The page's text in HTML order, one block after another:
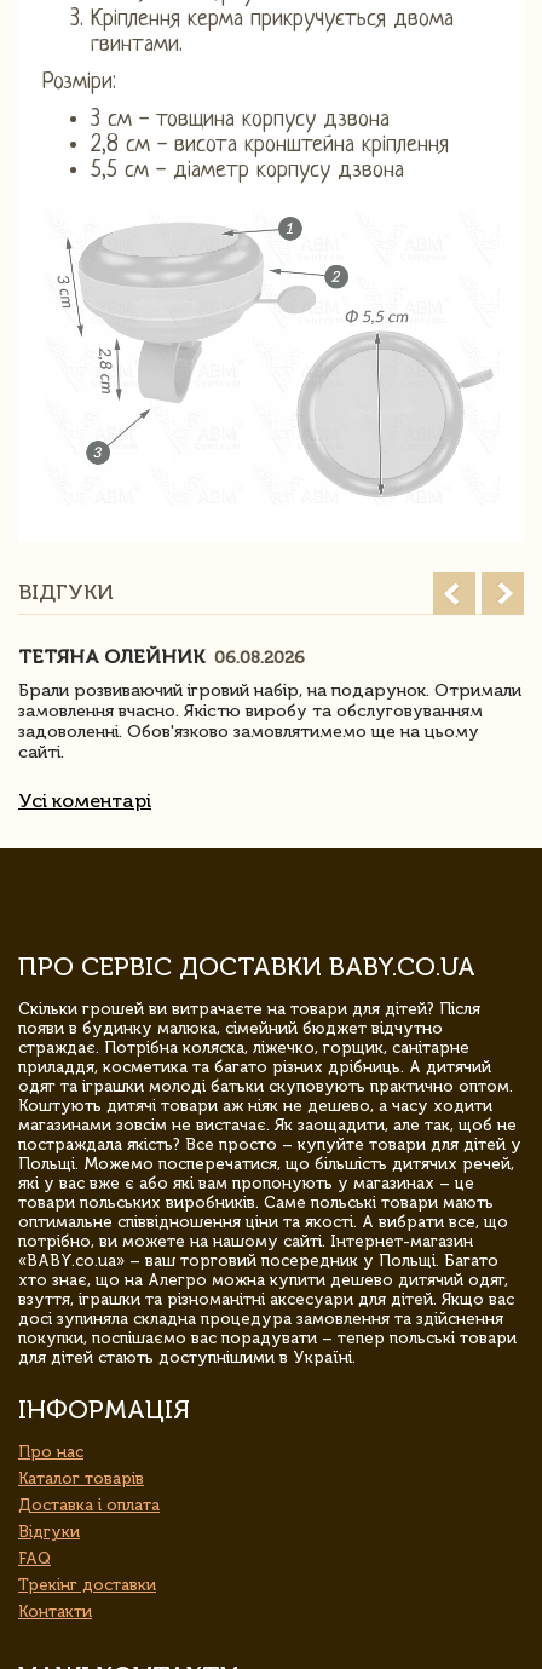
Кріплення керма прикручується двома
гвинтами.
Розміри:
3 см - товщина корпусу дзвона
2,8 см - висота кронштейна кріплення
5,5 см - діаметр корпусу дзвона
ВІДГУКИ
ТЕТЯНА ОЛЕЙНИК 06.08.2026
Брали розвиваючий ігровий набір, на подарунок. Отримали
замовлення вчасно. Якістю виробу та обслуговуванням
задоволенні. Обов'язково замовлятимемо ще на цьому
сайті.
Усі коментарі
ПРО СЕРВІС ДОСТАВКИ BABY.CO.UA
Скільки грошей ви витрачаєте на товари для дітей? Після
появи в будинку малюка, сімейний бюджет відчутно
страждає. Потрібна коляска, ліжечко, горщик, санітарне
приладдя, косметика та багато різних дрібниць. А дитячий
одяг та іграшки молоді батьки скуповують практично оптом.
Коштують дитячі товари аж ніяк не дешево, а часу ходити
магазинами зовсім не вистачає. Як заощадити, але так, щоб не
постраждала якість? Все просто – купуйте товари для дітей у
Польщі. Можемо посперечатися, що більшість дитячих речей,
які у вас вже є або які вам пропонують у магазинах – це
товари польських виробників. Саме польські товари мають
оптимальне співвідношення ціни та якості. А вибрати все, що
потрібно, ви можете на нашому сайті. Інтернет-магазин
«BABY.co.ua» – ваш торговий посередник у Польщі. Багато
хто знає, що на Алегро можна купити дешево дитячий одяг,
взуття, іграшки та різноманітні аксесуари для дітей. Якщо вас
досі зупиняла складна процедура замовлення та здійснення
покупки, поспішаємо вас порадувати – тепер польські товари
для дітей стають доступнішими в Україні.
ІНФОРМАЦІЯ
Про нас
Каталог товарів
Доставка і оплата
Відгуки
FAQ
Трекінг доставки
Контакти